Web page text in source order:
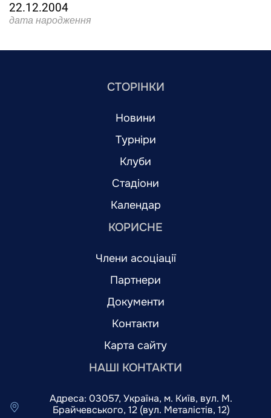
22.12.2004
дата народження
СТОРІНКИ
Новини
Турніри
Клуби
Стадіони
Календар
КОРИСНЕ
Члени асоціації
Партнери
Документи
Контакти
Карта сайту
НАШІ КОНТАКТИ
Адреса: 03057, Україна, м. Київ, вул. М.
Брайчевського, 12 (вул. Металістів, 12)